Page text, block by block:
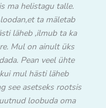
ma helistagu talle.
ta mäletab
läheb ,ilmub ta ka
Mul on ainult üks
Pean veel ühte
mul hästi läheb
see asetseks rootsis
loobuda oma